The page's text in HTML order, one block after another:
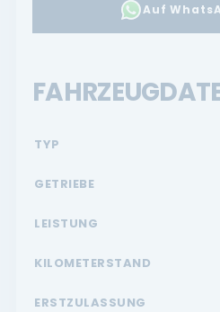
Auf
TYP
GETRIEBE
LEISTUNG
KILOMETERSTAND
ERSTZULASSUNG